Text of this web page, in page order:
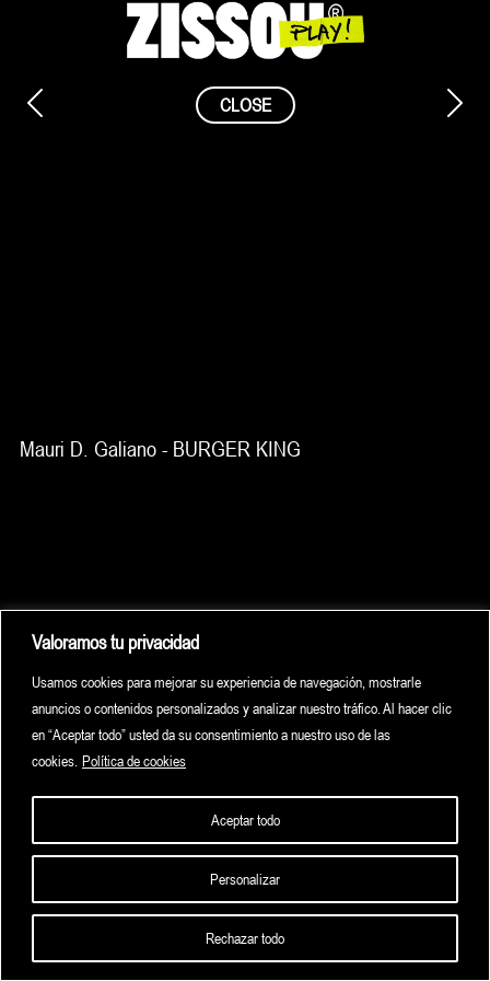
Valoramos tu privacidad
Usamos cookies para mejorar su experiencia de navegación, mostrarle
anuncios o contenidos personalizados y analizar nuestro tráfico. Al hacer clic
en “Aceptar todo” usted da su consentimiento a nuestro uso de las
cookies. Política de cookies
Personalizar
Rechazar todo
Aceptar todo
CLOSE
Mauri D. Galiano - BURGER KING
HOME HIGHLIGHTS ARCHIVE CONTACT